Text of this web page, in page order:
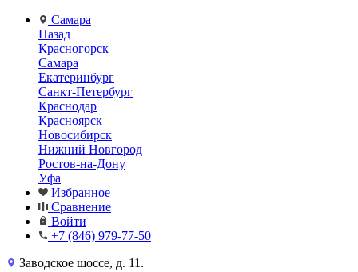
Самара
Назад
Красногорск
Самара
Екатеринбург
Санкт-Петербург
Краснодар
Красноярск
Новосибирск
Нижний Новгород
Ростов-на-Дону
Уфа
Избранное
Сравнение
Войти
+7 (846) 979-77-50
Заводское шоссе, д. 11.